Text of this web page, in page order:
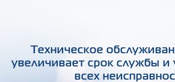
Техническое
увеличивает срок службы и
всех